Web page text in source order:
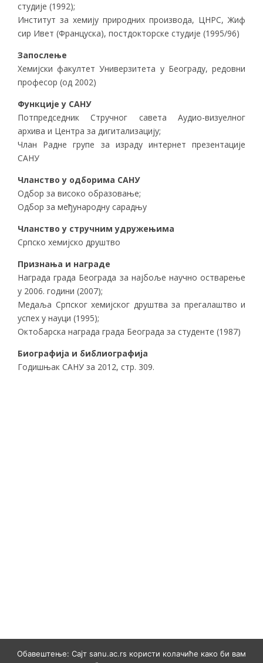
студије (1992);
Институт за хемију природних производа, ЦНРС, Жиф
сир Ивет (Француска), постдокторске студије (1995/96)
Запослење
Хемијски факултет Универзитета у Београду, редовни
професор (од 2002)
Функције у САНУ
Потпредседник Стручног савета Аудио-визуелног
архива и Центра за дигитализацију;
Члан Радне групе за израду интернет презентације
САНУ
Чланство у одборима САНУ
Одбор за високо образовање;
Одбор за међународну сарадњу
Чланство у стручним удружењима
Српско хемијско друштво
Признања и награде
Награда града Београда за најбоље научно остварење
у 2006. години (2007);
Медаља Српског хемијског друштва за прегалаштво и
успех у науци (1995);
Октобарска награда града Београда за студенте (1987)
Биографија и библиографија
Годишњак САНУ за 2012, стр. 309.
Обавештење: Сајт sanu.ac.rs користи колачиће како би вам